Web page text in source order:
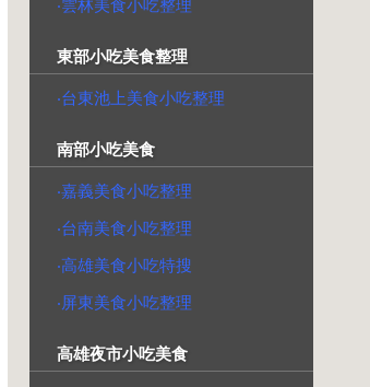
‧雲林美食小吃整理
東部小吃美食整理
‧台東池上美食小吃整理
南部小吃美食
‧嘉義美食小吃整理
‧台南美食小吃整理
‧高雄美食小吃特搜
‧屏東美食小吃整理
高雄夜市小吃美食